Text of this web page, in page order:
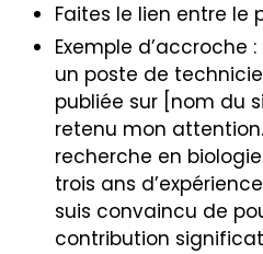
Faites le lien entre le
Exemple d’accroche
un poste de
publiée sur [nom du
retenu mon
recherche en
trois ans
suis convaincu de
contribution